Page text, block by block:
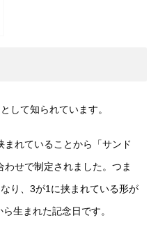
して知られています。
れていることから「サンド
わせで制定されました。つま
り、3が1に挟まれている形が
生まれた記念日です。